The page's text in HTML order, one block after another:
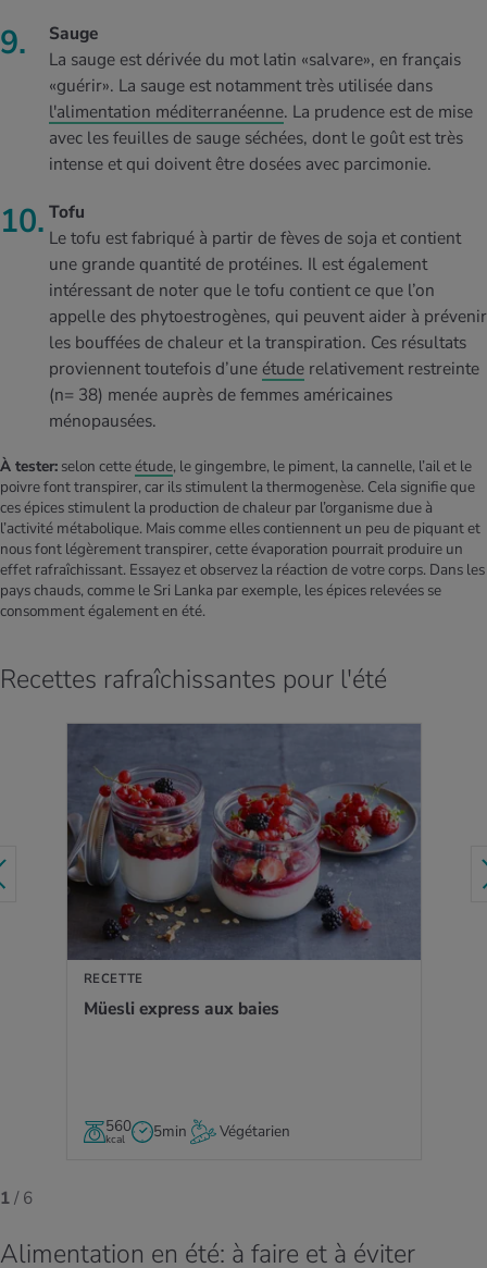
Sauge
La sauge est dérivée du mot latin «salvare», en français
«guérir». La sauge est notamment très utilisée dans
l'alimentation méditerranéenne. La prudence est de mise
avec les feuilles de sauge séchées, dont le goût est très
intense et qui doivent être dosées avec parcimonie.
Tofu
Le tofu est fabriqué à partir de fèves de soja et contient
une grande quantité de protéines. Il est également
intéressant de noter que le tofu contient ce que l’on
appelle des phytoestrogènes, qui peuvent aider à prévenir
les bouffées de chaleur et la transpiration. Ces résultats
proviennent toutefois d’une étude relativement restreinte
(n= 38) menée auprès de femmes américaines
ménopausées.
À tester: selon cetteétude, le gingembre, le piment, la cannelle, l’ail et le
poivre font transpirer, car ils stimulent la thermogenèse. Cela signifie que
ces épices stimulent la production de chaleur par l’organisme due à
l’activité métabolique. Mais comme elles contiennent un peu de piquant et
nous font légèrement transpirer, cette évaporation pourrait produire un
effet rafraîchissant. Essayez et observez la réaction de votre corps. Dans les
pays chauds, comme le Sri Lanka par exemple, les épices relevées se
consomment également en été.
Recettes rafraîchissantes pour l'été
RECETTE
Müesli express aux baies
560
kcal 5min Végétarien
VERS LA RECETTE
1/ 6
Alimentation en été: à faire et à éviter